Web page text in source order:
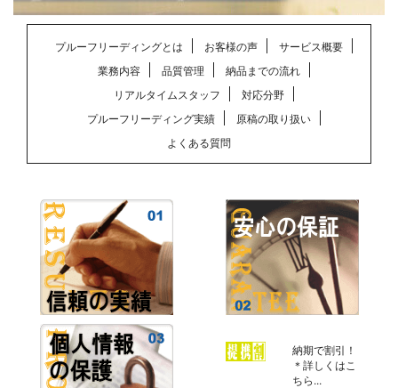
プルーフリーディングとは お客様の声
サービス概要
業務内容
品質管理
納品までの流れ
リアルタイムスタッフ
対応分野
プルーフリーディング実績
原稿の取り扱い
よくある質問
納期で割引！
＊詳しくはこ
ちら...